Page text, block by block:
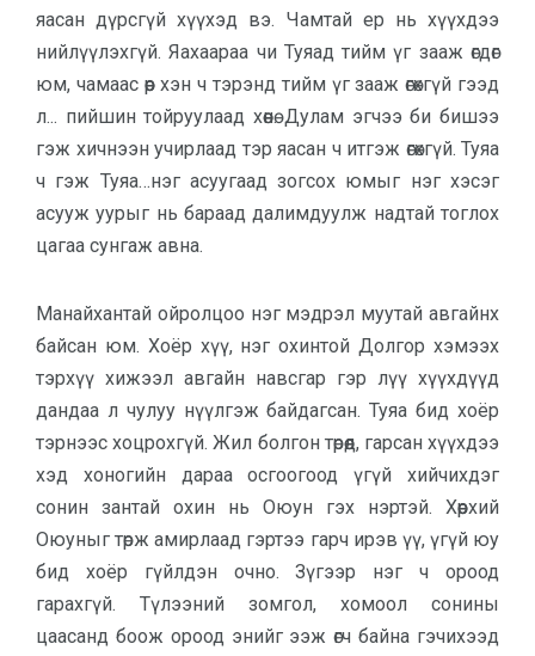
яасан дүрсгүй хүүхэд вэ. Чамтай ер нь хүүхдээ
нийлүүлэхгүй. Яахаараа чи Туяад тийм үг зааж өгдөг
юм, чамаас өөр хэн ч тэрэнд тийм үг зааж өгөхгүй гээд
л... пийшин тойруулаад хөөнө. Дулам эгчээ би бишээ
гэж хичнээн учирлаад тэр яасан ч итгэж өгөхгүй. Туяа
ч гэж Туяа…нэг асуугаад зогсох юмыг нэг хэсэг
асууж уурыг нь бараад далимдуулж надтай тоглох
цагаа сунгаж авна.
Манайхантай ойролцоо нэг мэдрэл муутай авгайнх
байсан юм. Хоёр хүү, нэг охинтой Долгор хэмээх
тэрхүү хижээл авгайн навсгар гэр лүү хүүхдүүд
дандаа л чулуу нүүлгэж байдагсан. Туяа бид хоёр
тэрнээс хоцрохгүй. Жил болгон төрөөд, гарсан хүүхдээ
хэд хоногийн дараа осгоогоод үгүй хийчихдэг
сонин зантай охин нь Оюун гэх нэртэй. Хөөрхий
Оюуныг төрж амирлаад гэртээ гарч ирэв үү, үгүй юу
бид хоёр гүйлдэн очно. Зүгээр нэг ч ороод
гарахгүй. Түлээний зомгол, хомоол сонины
цаасанд боож ороод энийг ээж өгч байна гэчихээд